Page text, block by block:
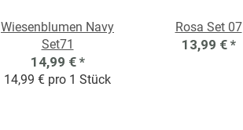
Wiesenblumen Navy
Set71
14,99 € *
14,99 € pro 1 Stück
Rosa Set 07
13,99 € *